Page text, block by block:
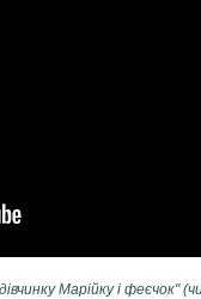
Марійку і феєчок​"